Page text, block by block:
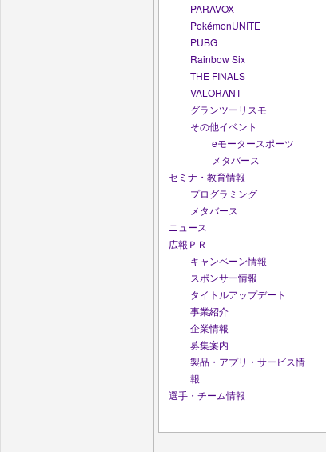
PARAVOX
PokémonUNITE
PUBG
Rainbow Six
THE FINALS
VALORANT
グランツーリスモ
その他イベント
eモータースポーツ
メタバース
セミナ・教育情報
プログラミング
メタバース
ニュース
広報ＰＲ
キャンペーン情報
スポンサー情報
タイトルアップデート
事業紹介
企業情報
募集案内
製品・アプリ・サービス情
報
選手・チーム情報